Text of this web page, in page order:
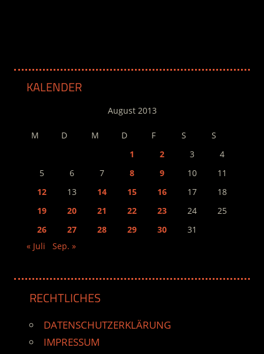
KALENDER
August 2013
M D M D F S
S
1
2 3
4
5
6 7 8 9 10
11
12
13 14 15 16 17
18
19
20 21 22 23 24
25
26
27 28 29 30
31
« Juli
Sep. »
RECHTLICHES
DATENSCHUTZERKLÄRUNG
IMPRESSUM